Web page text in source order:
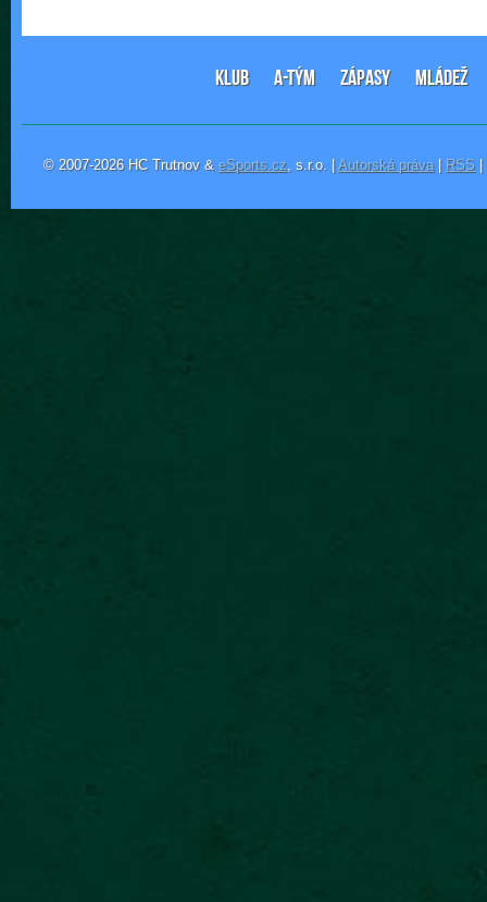
KLUB A-TÝM ZÁPASY MLÁDEŽ
© 2007-2026 HC Trutnov & eSports.cz, s.r.o. |Autorská práva| RSS |